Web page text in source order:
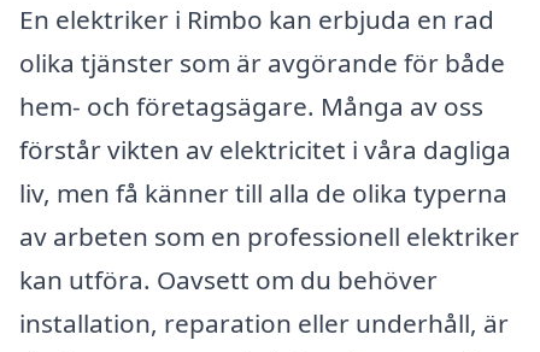
En elektriker i Rimbo kan erbjuda en rad
olika tjänster som är avgörande för både
hem- och företagsägare. Många av oss
förstår vikten av elektricitet i våra dagliga
liv, men få känner till alla de olika typerna
av arbeten som en professionell elektriker
kan utföra. Oavsett om du behöver
installation, reparation eller underhåll, är